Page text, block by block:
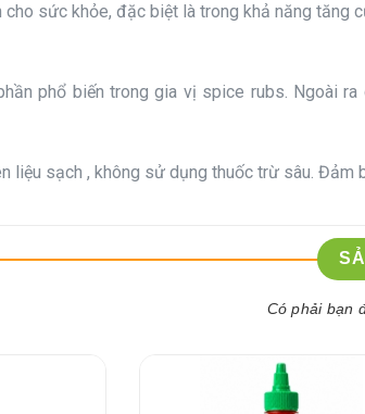
sức khỏe, đặc biệt là trong khả năng tăng
phổ biến trong gia vị spice rubs. Ngoài
liệu sạch , không sử dụng thuốc trừ sâu. Đảm
Có phải bạn